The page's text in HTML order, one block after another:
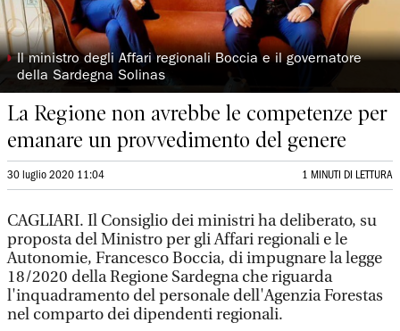
◗ Il ministro degli Affari regionali Boccia e il governatore
della Sardegna Solinas
La Regione non avrebbe le competenze per
emanare un provvedimento del genere
30 luglio 2020 11:04 1 MINUTI DI LETTURA
CAGLIARI. Il Consiglio dei ministri ha deliberato, su
proposta del Ministro per gli Affari regionali e le
Autonomie, Francesco Boccia, di impugnare la legge
18/2020 della Regione Sardegna che riguarda
l'inquadramento del personale dell'Agenzia Forestas
nel comparto dei dipendenti regionali.